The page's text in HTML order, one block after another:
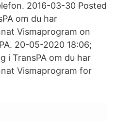
2016-03-30 Posted
om du har
Vismaprogram on
‎20-05-2020 18:06;
i TransPA om du har
Vismaprogram for